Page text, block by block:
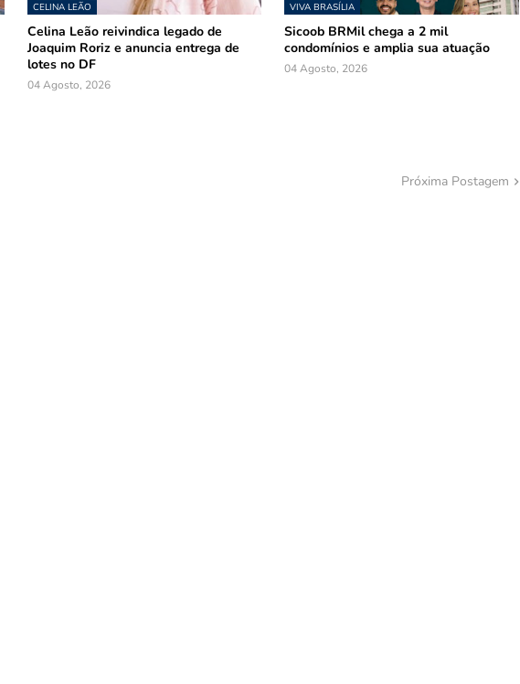
CELINA LEÃO
Celina Leão reivindica legado de
Joaquim Roriz e anuncia entrega de
lotes no DF
04 Agosto, 2026
VIVA BRASÍLIA
Sicoob BRMil chega a 2 mil
condomínios e amplia sua atuação
04 Agosto, 2026
Próxima Postagem